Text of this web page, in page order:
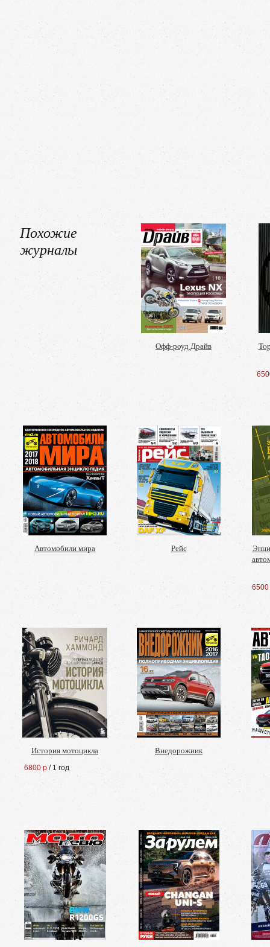
Похожие
журналы
Офф-роуд Драйв
Автомобили мира Рейс
6500
История мотоцикла
6800 р / 1 год
Внедорожник